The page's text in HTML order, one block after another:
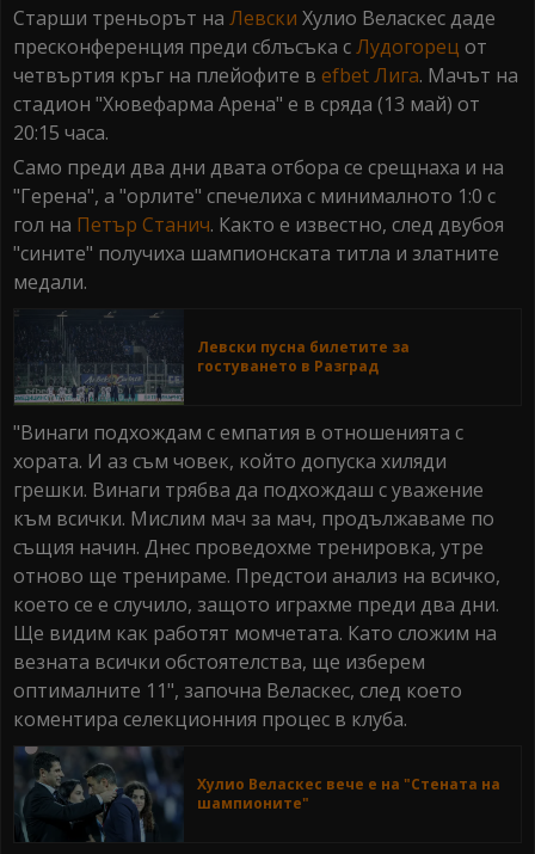
seconds
Старши треньорът на Левски Хулио Веласкес даде
пресконференция преди сблъсъка сЛудогорец от
четвъртия кръг на плейофите в efbet Лига. Мачът на
стадион "Хювефарма Арена" е в сряда (13 май) от
20:15 часа.
Само преди два дни двата отбора се срещнаха и на
"Герена", а "орлите" спечелиха с минималното 1:0 с
гол на Петър Станич. Както е известно, след двубоя
"сините" получиха шампионската титла и златните
медали.
Левски пусна билетите за
гостуването в Разград
"Винаги подхождам с емпатия в отношенията с
хората. И аз съм човек, който допуска хиляди
грешки. Винаги трябва да подхождаш с уважение
към всички. Мислим мач за мач, продължаваме по
същия начин. Днес проведохме тренировка, утре
отново ще тренираме. Предстои анализ на всичко,
което се е случило, защото играхме преди два дни.
Ще видим как работят момчетата. Като сложим на
везната всички обстоятелства, ще изберем
оптималните 11", започна Веласкес, след което
коментира селекционния процес в клуба.
Хулио Веласкес вече е на "Стената на
шампионите"